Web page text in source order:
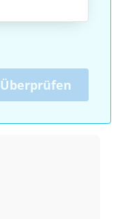
Überprüfen